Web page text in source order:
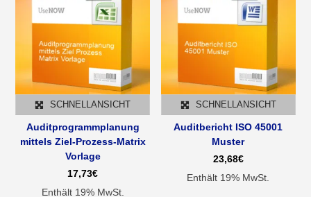
SCHNELLANSICHT
Auditprogrammplanung
mittels Ziel-Prozess-Matrix
Vorlage
17,73€
Enthält 19% MwSt.
SCHNELLANSICHT
Auditbericht ISO 45001
Muster
23,68€
Enthält 19% MwSt.